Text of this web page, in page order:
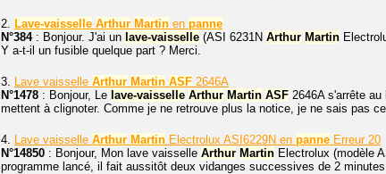
2. Lave-vaisselle Arthur Martin en panne
N°384: Bonjour. J'ai un lave-vaisselle (ASI 6231N Arthur Martin
Y a-t-il un fusible quelque part ? Merci.
3. Lave vaisselle Arthur Martin ASF 2646A
N°1478 : Bonjour, Le lave-vaisselle Arthur Martin ASF 2646A s'arrête
mettent à clignoter. Comme je ne retrouve plus la notice, je ne sais pas
4. Lave vaisselle Arthur Martin Electrolux ASI6229N en panne Erreur 20
N°14850 : Bonjour, Mon lave vaisselle Arthur Martin Electrolux (modèle
programme lancé, il fait aussitôt deux vidanges successives de 2